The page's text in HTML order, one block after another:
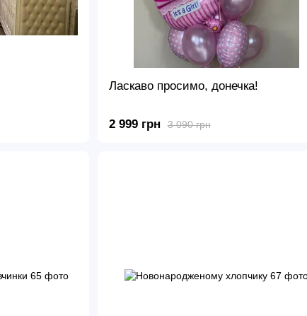
Ласкаво просимо, донечка!
3 090 грн
2 999 грн